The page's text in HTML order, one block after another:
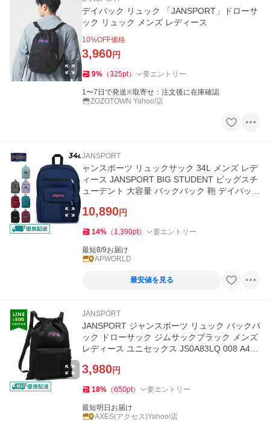
デイバック リュック 「JANSPORT」ドローサ
ック リュック メンズ レディース
10%OFF価格
3,960円
9% （325pt） 要エントリー
1〜7日で発送※取寄せ：注文後に在庫確認
ZOZOTOWN Yahoo!店
JANSPORT
ャンスポーツ リュックサック 34L メンズ レデ
ィース JANSPORT BIG STUDENT ビッグスチ
ューデント 大容量 バックパック 鞄 デイパック
10,890円
14% （ 1,390pt） 要エントリー
最短8/9お届け
APWORLD
最安値を見る
JANSPORT
JANSPORT ジャンスポーツ リュック バックパ
ック ドローサック ジムサックブラック メンズ
レディース ユニセックス JS0A83LQ 008 A4対
3,980円
18% （650pt） 要エントリー
最短明日お届け
AXES(アクセス)Yahoo!店